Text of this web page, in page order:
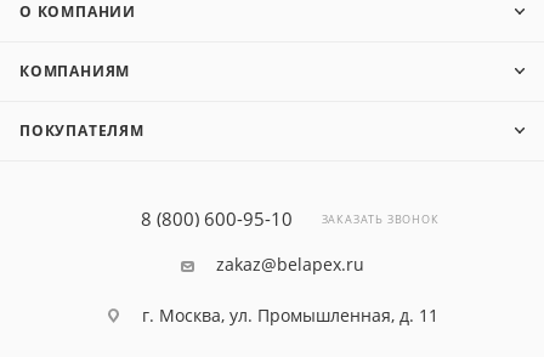
О КОМПАНИИ
КОМПАНИЯМ
ПОКУПАТЕЛЯМ
8 (800) 600-95-10 ЗАКАЗАТЬ ЗВОНОК
zakaz@belapex.ru
г. Москва, ул. Промышленная, д. 11